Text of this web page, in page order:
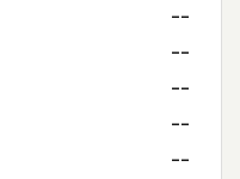
--
--
--
--
--